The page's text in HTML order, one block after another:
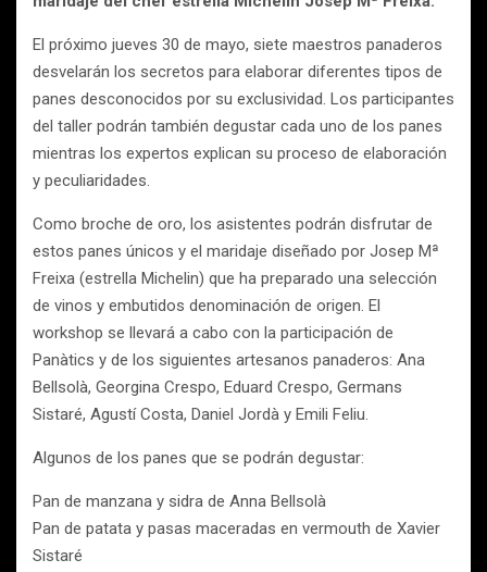
El próximo jueves 30 de mayo, siete maestros panaderos
desvelarán los secretos para elaborar diferentes tipos de
panes desconocidos por su exclusividad. Los participantes
del taller podrán también degustar cada uno de los panes
mientras los expertos explican su proceso de elaboración
y peculiaridades.
Como broche de oro, los asistentes podrán disfrutar de
estos panes únicos y el maridaje diseñado por Josep Mª
Freixa (estrella Michelin) que ha preparado una selección
de vinos y embutidos denominación de origen. El
workshop se llevará a cabo con la participación de
Panàtics y de los siguientes artesanos panaderos: Ana
Bellsolà, Georgina Crespo, Eduard Crespo, Germans
Sistaré, Agustí Costa, Daniel Jordà y Emili Feliu.
Algunos de los panes que se podrán degustar:
Pan de manzana y sidra de Anna Bellsolà
Pan de patata y pasas maceradas en vermouth de Xavier
Sistaré